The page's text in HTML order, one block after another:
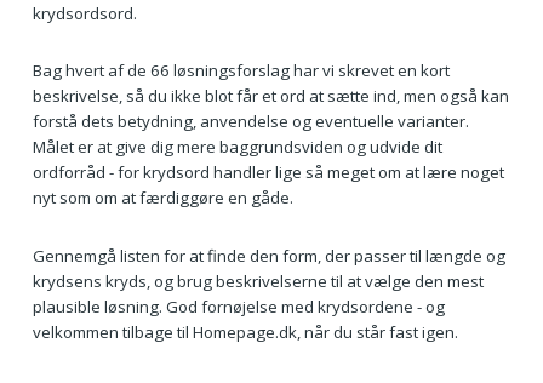
krydsordsord.
Bag hvert af de 66 løsningsforslag har vi skrevet en kort
beskrivelse, så du ikke blot får et ord at sætte ind, men også kan
forstå dets betydning, anvendelse og eventuelle varianter.
Målet er at give dig mere baggrundsviden og udvide dit
ordforråd - for krydsord handler lige så meget om at lære noget
nyt som om at færdiggøre en gåde.
Gennemgå listen for at finde den form, der passer til længde og
krydsens kryds, og brug beskrivelserne til at vælge den mest
plausible løsning. God fornøjelse med krydsordene - og
velkommen tilbage til Homepage.dk, når du står fast igen.